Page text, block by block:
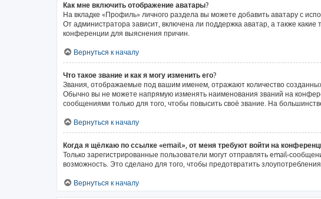
Как мне включить отображение аватары?
На вкладке «Профиль» личного раздела вы можете добавить аватару с
От администратора зависит, включена ли поддержка аватар, а также
конференции для выяснения причин.
Вернуться к началу
Что такое звание и как я могу изменить его?
Звания, отображаемые под вашим именем, отражают количество
Обычно вы не можете напрямую изменять наименования званий на
сообщениями только для того, чтобы повысить своё звание. На
Вернуться к началу
Когда я щёлкаю по ссылке «email», от меня требуют войти на
Только зарегистрированные пользователи могут отправлять email-
возможность. Это сделано для того, чтобы предотвратить
Вернуться к началу